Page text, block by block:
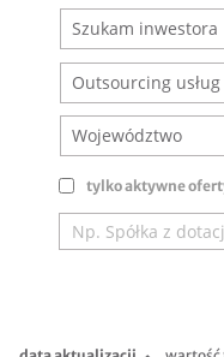
Szukam inwestora
Outsourcing usług
Województwo
tylko aktywne